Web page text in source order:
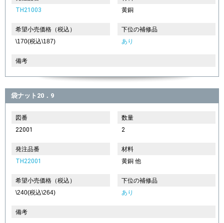
TH21003
黄銅
希望小売価格（税込）
\170(税込\187)
下位の補修品
あり
備考
袋ナット20．9
図番
22001
数量
2
発注品番
TH22001
材料
黄銅 他
希望小売価格（税込）
\240(税込\264)
下位の補修品
あり
備考